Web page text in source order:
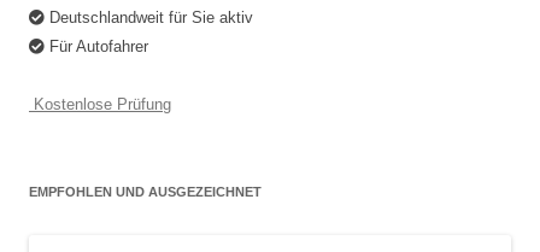
Deutschlandweit für Sie aktiv
Für Autofahrer
Kostenlose Prüfung
EMPFOHLEN UND AUSGEZEICHNET